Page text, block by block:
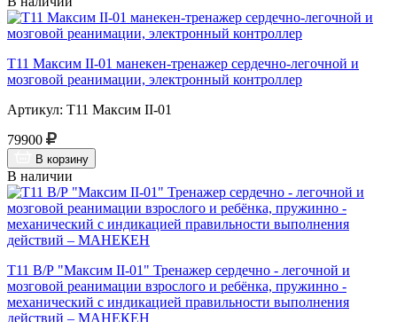
Т11 Максим II-01 манекен-тренажер сердечно-легочной и
мозговой реанимации, электронный контроллер
Артикул: Т11 Максим II-01
79900
В корзину
В наличии
Т11 В/Р "Максим II-01" Тренажер сердечно - легочной и
мозговой реанимации взрослого и ребёнка, пружинно -
механический с индикацией правильности выполнения
действий – МАНЕКЕН